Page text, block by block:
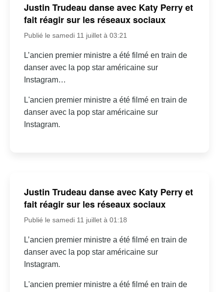
Justin Trudeau danse avec Katy Perry et
fait réagir sur les réseaux sociaux
Publié le samedi 11 juillet à 03:21
L’ancien premier ministre a été filmé en train de
danser avec la pop star américaine sur
Instagram…
L'ancien premier ministre a été filmé en train de
danser avec la pop star américaine sur
Instagram.
Justin Trudeau danse avec Katy Perry et
fait réagir sur les réseaux sociaux
Publié le samedi 11 juillet à 01:18
L’ancien premier ministre a été filmé en train de
danser avec la pop star américaine sur
Instagram.
L'ancien premier ministre a été filmé en train de